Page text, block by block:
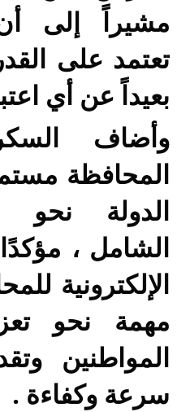
مشيراً إلى أن
تعتمد على
بعيداً عن أي
وأضاف
المحافظة
الدولة نحو
الشامل ،
الإلكترونية
مهمة نحو
المواطنين
سرعة وكفاءة .